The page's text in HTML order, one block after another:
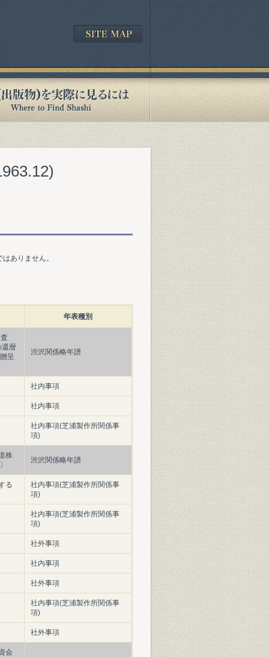
ありません。
年表種別
還暦
呈
渋沢関係略年譜
社内事項
社内事項
社内事項(芝浦製作所関係事
項)
株
渋沢関係略年譜
る
社内事項(芝浦製作所関係事
項)
社内事項(芝浦製作所関係事
項)
社外事項
社内事項
社外事項
社内事項(芝浦製作所関係事
項)
社外事項
会